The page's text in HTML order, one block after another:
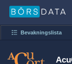
Bevakningslista